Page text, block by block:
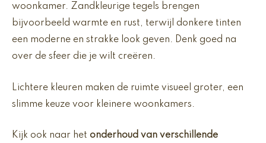
woonkamer. Zandkleurige tegels brengen
bijvoorbeeld warmte en rust, terwijl donkere tinten
een moderne en strakke look geven. Denk goed na
over de sfeer die je wilt creëren.
Lichtere kleuren maken de ruimte visueel groter, een
slimme keuze voor kleinere woonkamers.
Kijk ook naar het onderhoud van verschillende